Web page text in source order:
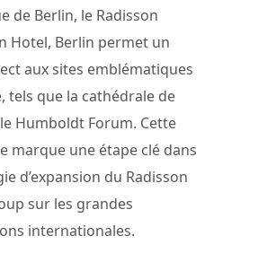
de Berlin, le Radisson
Hotel, Berlin permet un
aux sites emblématiques
tels que la cathédrale de
Humboldt Forum. Cette
marque une étape clé dans
d’expansion du Radisson
sur les grandes
internationales.